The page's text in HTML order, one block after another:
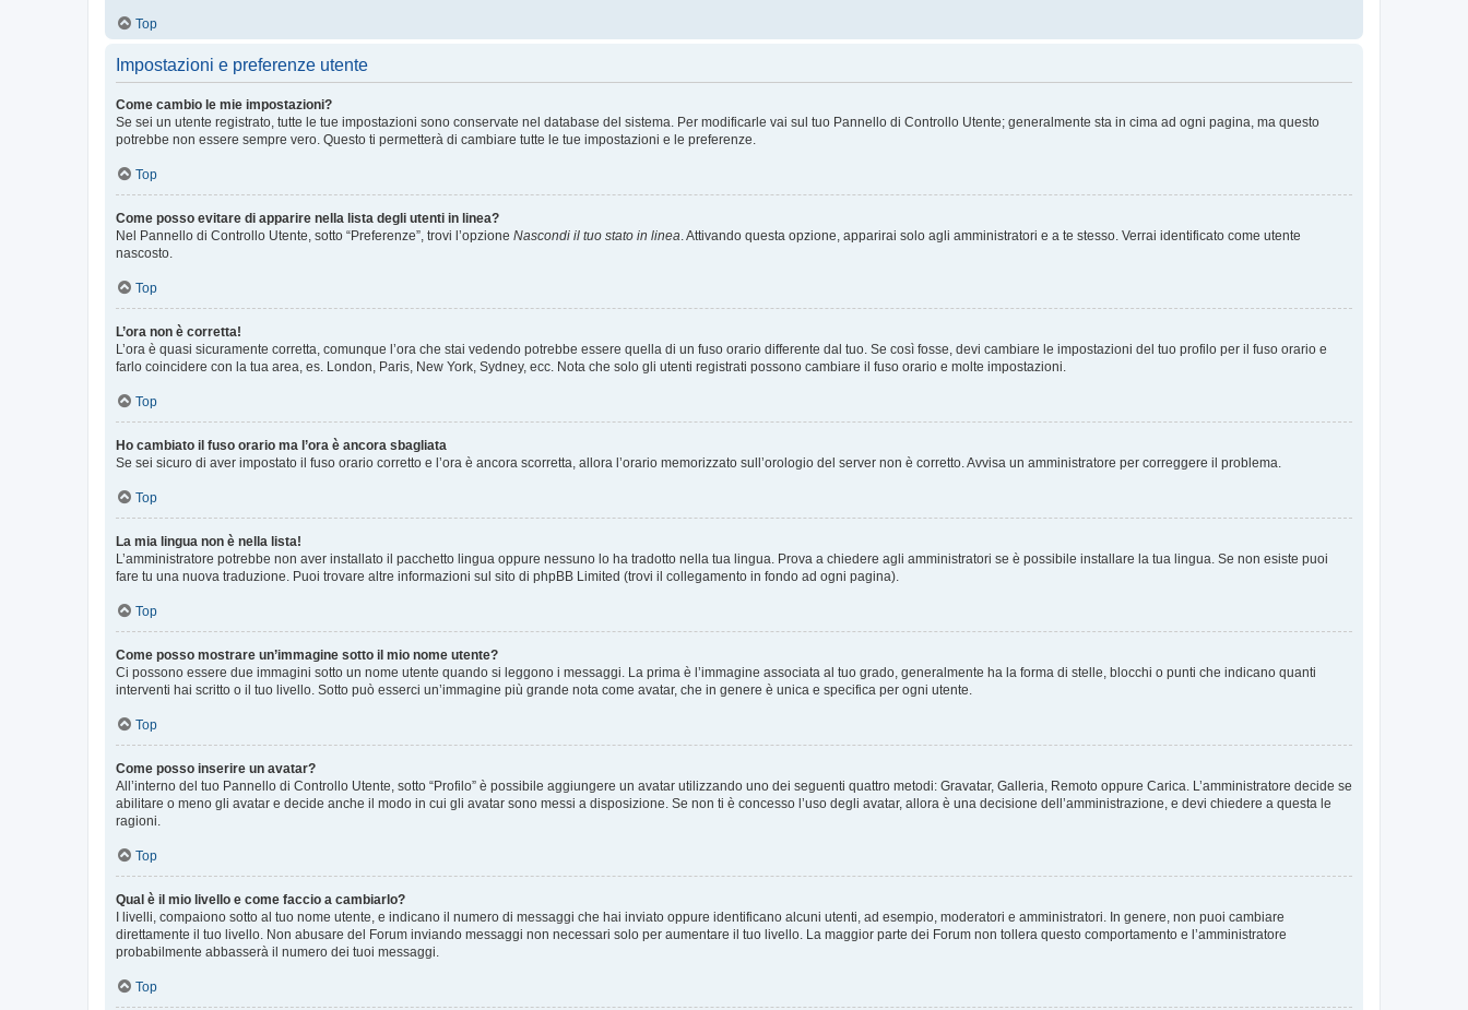
Top
Impostazioni e preferenze utente
Come cambio le mie impostazioni?
Se sei un utente registrato, tutte le tue impostazioni sono conservate nel database del sistema. Per modificarle vai sul tuo Pannello di Controllo Utente; generalmente sta in cima ad ogni pagina, ma questo
potrebbe non essere sempre vero. Questo ti permetterà di cambiare tutte le tue impostazioni e le preferenze.
Top
Come posso evitare di apparire nella lista degli utenti in linea?
Nel Pannello di Controllo Utente, sotto “Preferenze”, trovi l’opzione Nascondi il tuo stato in linea. Attivando questa opzione, apparirai solo agli amministratori e a te stesso. Verrai identificato come utente
nascosto.
Top
L’ora non è corretta!
L’ora è quasi sicuramente corretta, comunque l’ora che stai vedendo potrebbe essere quella di un fuso orario differente dal tuo. Se così fosse, devi cambiare le impostazioni del tuo profilo per il fuso orario e
farlo coincidere con la tua area, es. London, Paris, New York, Sydney, ecc. Nota che solo gli utenti registrati possono cambiare il fuso orario e molte impostazioni.
Top
Ho cambiato il fuso orario ma l’ora è ancora sbagliata
Se sei sicuro di aver impostato il fuso orario corretto e l’ora è ancora scorretta, allora l’orario memorizzato sull’orologio del server non è corretto. Avvisa un amministratore per correggere il problema.
Top
La mia lingua non è nella lista!
L’amministratore potrebbe non aver installato il pacchetto lingua oppure nessuno lo ha tradotto nella tua lingua. Prova a chiedere agli amministratori se è possibile installare la tua lingua. Se non esiste puoi
fare tu una nuova traduzione. Puoi trovare altre informazioni sul sito di phpBB Limited (trovi il collegamento in fondo ad ogni pagina).
Top
Come posso mostrare un’immagine sotto il mio nome utente?
Ci possono essere due immagini sotto un nome utente quando si leggono i messaggi. La prima è l’immagine associata al tuo grado, generalmente ha la forma di stelle, blocchi o punti che indicano quanti
interventi hai scritto o il tuo livello. Sotto può esserci un’immagine più grande nota come avatar, che in genere è unica e specifica per ogni utente.
Top
Come posso inserire un avatar?
All’interno del tuo Pannello di Controllo Utente, sotto “Profilo” è possibile aggiungere un avatar utilizzando uno dei seguenti quattro metodi: Gravatar, Galleria, Remoto oppure Carica. L’amministratore decide se
abilitare o meno gli avatar e decide anche il modo in cui gli avatar sono messi a disposizione. Se non ti è concesso l’uso degli avatar, allora è una decisione dell’amministrazione, e devi chiedere a questa le
ragioni.
Top
Qual è il mio livello e come faccio a cambiarlo?
I livelli, compaiono sotto al tuo nome utente, e indicano il numero di messaggi che hai inviato oppure identificano alcuni utenti, ad esempio, moderatori e amministratori. In genere, non puoi cambiare
direttamente il tuo livello. Non abusare del Forum inviando messaggi non necessari solo per aumentare il tuo livello. La maggior parte dei Forum non tollera questo comportamento e l’amministratore
probabilmente abbasserà il numero dei tuoi messaggi.
Top